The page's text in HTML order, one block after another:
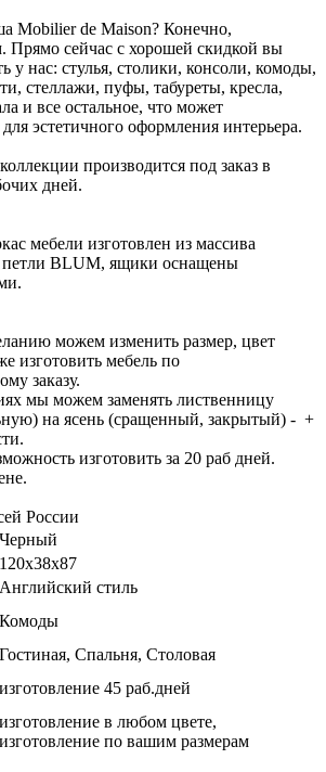
Mobilier de Maison? Конечно,
Прямо сейчас с хорошей скидкой вы
у нас: стулья, столики, консоли, комоды,
стеллажи, пуфы, табуреты, кресла,
и все остальное, что может
для эстетичного оформления интерьера.
производится под заказ в
дней.
мебели изготовлен из массива
BLUM, ящики оснащены
можем изменить размер, цвет
изготовить мебель по
заказу.
мы можем заменять лиственницу
на ясень (сращенный, закрытый) - +
изготовить за 20 раб дней.
России
Черный
120x38x87
Английский стиль
Комоды
Гостиная, Спальня, Столовая
изготовление 45 раб.дней
изготовление в любом цвете,
изготовление по вашим размерам